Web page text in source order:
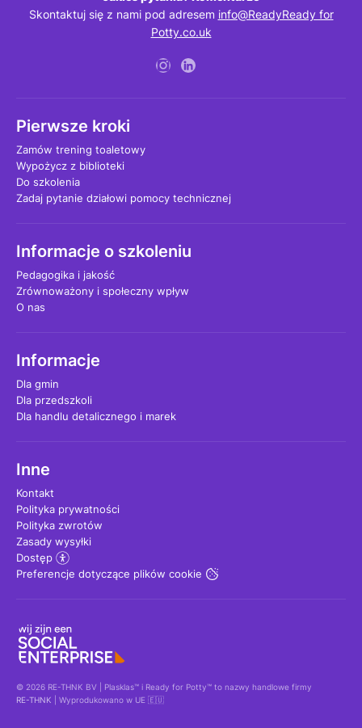
Skontaktuj się z nami pod adresem info@ReadyReady for
Potty.co.uk
Pierwsze kroki
Zamów trening toaletowy
Wypożycz z biblioteki
Do szkolenia
Zadaj pytanie działowi pomocy technicznej
Informacje o szkoleniu
Pedagogika i jakość
Zrównoważony i społeczny wpływ
O nas
Informacje
Dla gmin
Dla przedszkoli
Dla handlu detalicznego i marek
Inne
Kontakt
Polityka prywatności
Polityka zwrotów
Zasady wysyłki
Dostęp
Preferencje dotyczące plików cookie
© 2026 RE-THNK BV | Plasklas™ i Ready for Potty™ to nazwy handlowe firmy
RE-THNK | Wyprodukowano w UE 🇪🇺